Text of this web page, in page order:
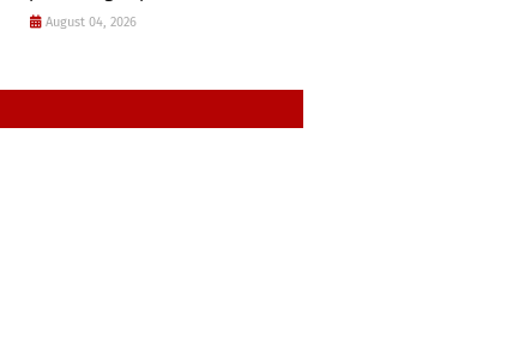
August 04, 2026